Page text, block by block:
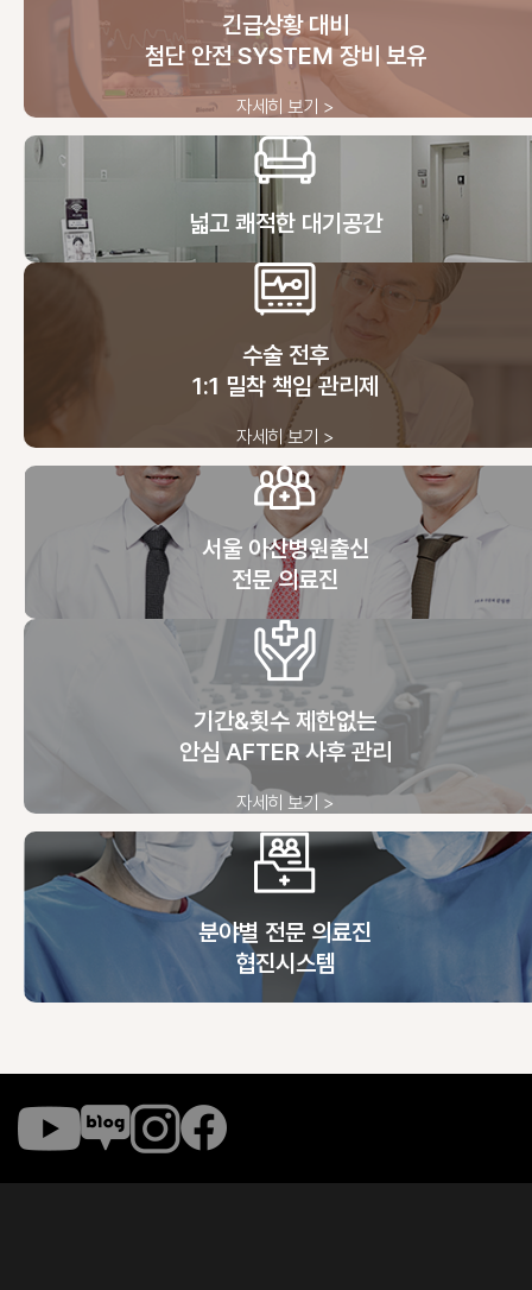
긴급상황 대비
첨단 안전 SYSTEM 장비 보유
자세히 보기 >
넓고 쾌적한 대기공간
수술 전후
1:1 밀착 책임 관리제
자세히 보기 >
서울 아산병원출신
전문 의료진
기간&횟수 제한없는
안심 AFTER 사후 관리
자세히 보기 >
분야별 전문 의료진
협진시스템